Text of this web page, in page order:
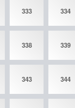
333 334
338 339
343 344